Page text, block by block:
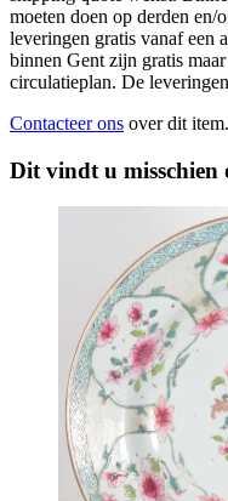
moeten doen op derden en/
leveringen gratis vanaf een
binnen Gent zijn gratis
circulatieplan. De
Contacteer ons over dit item.
Dit vindt u misschien